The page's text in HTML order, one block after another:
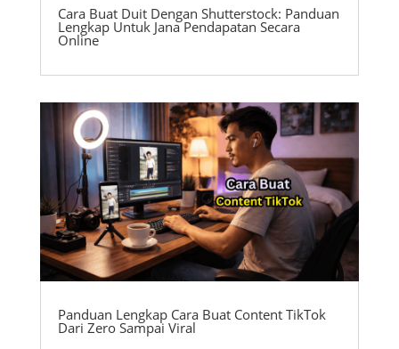
Cara Buat Duit Dengan Shutterstock: Panduan
Lengkap Untuk Jana Pendapatan Secara
Online
Panduan Lengkap Cara Buat Content TikTok
Dari Zero Sampai Viral